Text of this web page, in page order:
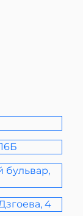
бульвар,
4